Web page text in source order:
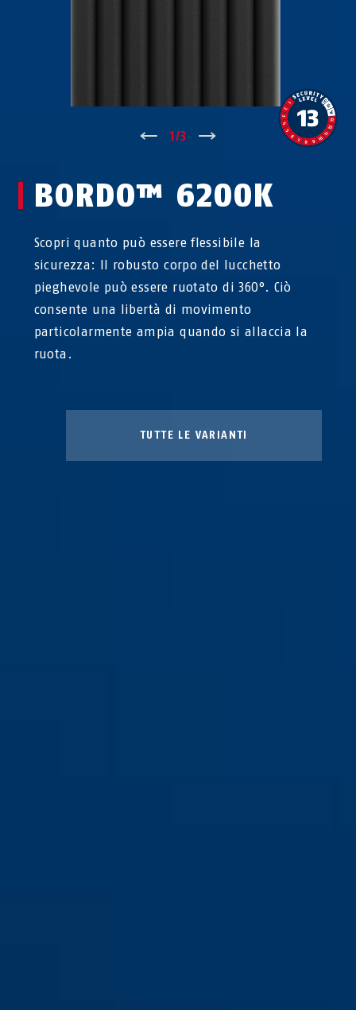
1/3
BORDO™ 6200K
Scopri quanto può essere flessibile la
sicurezza: Il robusto corpo del lucchetto
pieghevole può essere ruotato di 360°. Ciò
consente una libertà di movimento
particolarmente ampia quando si allaccia la
ruota.
TUTTE LE VARIANTI